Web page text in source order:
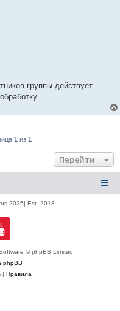
группы действует
1 из 1
Перейти
2025| Est. 2018
© phpBB Limited
phpBB
| Правила